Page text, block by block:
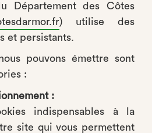
Département des Côtes
) utilise des
et persistants.
pouvons émettre sont
:
:
indispensables à la
site qui vous permettent